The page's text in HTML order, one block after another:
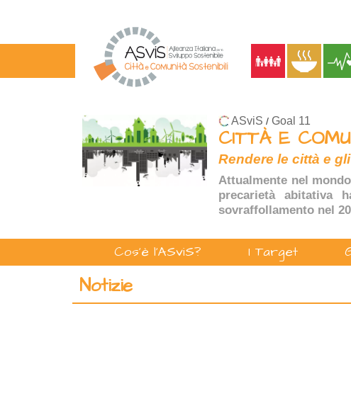
ASviS / Goal 11
CITTÀ E
Rendere le città e
Attualmente nel
precarietà abitativa
sovraffollamento nel
Cos'è l'ASviS? I Target
Notizie